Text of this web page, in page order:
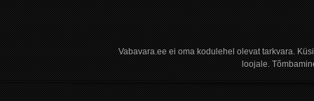
Vabavara.ee ei oma kodulehel olevat tarkvara.
loojale.